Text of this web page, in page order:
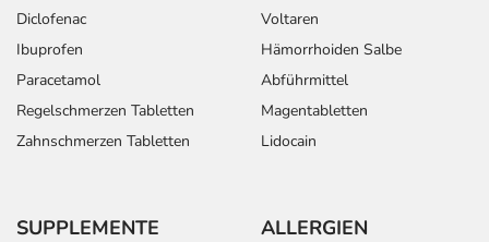
Diclofenac
Ibuprofen
Paracetamol
Regelschmerzen Tabletten
Zahnschmerzen Tabletten
Voltaren
Hämorrhoiden Salbe
Abführmittel
Magentabletten
Lidocain
SUPPLEMENTE ALLERGIEN